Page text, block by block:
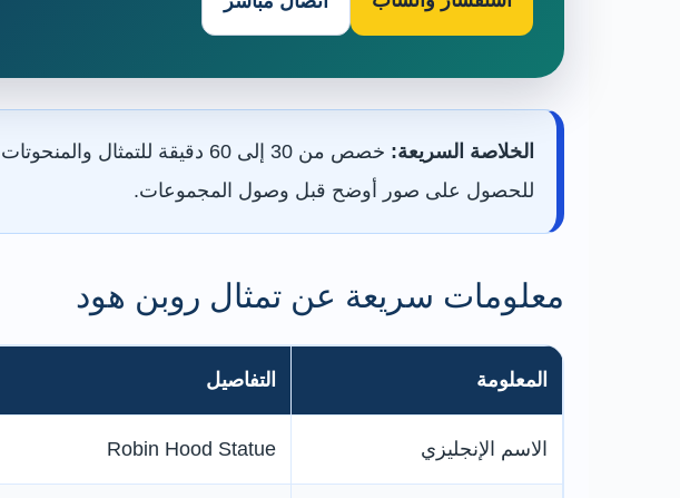
الخلاصة السريعة:
للحصول على صور أوضح قبل وصول المجموعات.
معلومات سريعة عن تمثال روبن هود
المعلومة التفاصيل
الاسم الإنجليزي Robin Hood Statue